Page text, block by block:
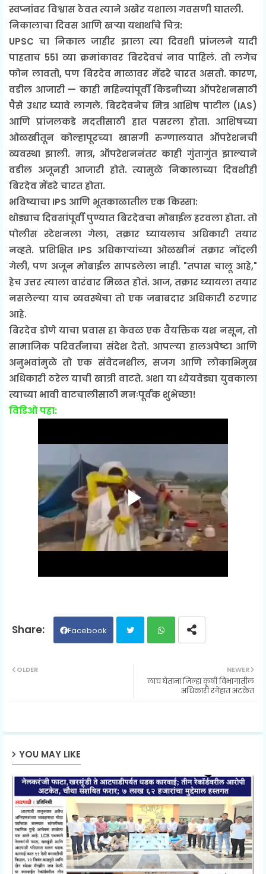
स्वप्नांवर विश्वास ठेवत त्याने अखेर यशाला गवसणी घातली.
निकालाचा दिवस आणि खऱ्या यथार्थाचे चित्र:
UPSC चा निकाल जाहीर झाला त्या दिवशी प्रांजलने यादी
पाहताच 551 व्या क्रमांकावर बिरदेवचं नाव पाहिलं. तो लगेच
फोन लावतो, पण बिरदेव माळावर मेंढरे चारत असतो. कारण,
वडील आजारी — काही महिन्यांपूर्वी किडनीच्या ऑपरेशनसाठी
पैसे उधार घ्यावे लागले. बिरदेवनेच मित्र आशिष पाटील (IAS)
आणि प्रांजलकडे मदतीसाठी हात पसरला होता. आशिषच्या
ओळखीतून कोल्हापूरच्या खासगी रुग्णालयात ऑपरेशनची
व्यवस्था झाली. मात्र, ऑपरेशननंतर काही गुंतागुंत झाल्याने
वडील अजूनही आजारी होते. त्यामुळे निकालाच्या दिवशीही
बिरदेव मेंढरे चारत होता.
भविष्याचा IPS आणि भूतकाळातील एक किस्सा:
थोड्याच दिवसांपूर्वी पुण्यात बिरदेवचा मोबाईल हरवला होता. तो
पोलीस स्टेशनला गेला, तक्रार घ्यायलाच अधिकारी तयार
नव्हते. प्रशिक्षित IPS अधिकाऱ्यांच्या ओळखीनं तक्रार नोंदली
गेली, पण अजून मोबाईल सापडलेला नाही. "तपास चालू आहे,"
हेच उत्तर त्याला वारंवार मिळत होतं. आज, तक्रार घ्यायला तयार
नसलेल्या याच व्यवस्थेचा तो एक जबाबदार अधिकारी ठरणार
आहे.
बिरदेव डोणे याचा प्रवास हा केवळ एक वैयक्तिक यश नसून, तो
सामाजिक परिवर्तनाचा संदेश देतो. आपल्या हालअपेष्टा आणि
अनुभवांमुळे तो एक संवेदनशील, सजग आणि लोकाभिमुख
अधिकारी ठरेल याची खात्री वाटते. अशा या ध्येयवेड्या युवकाला
त्याच्या भावी वाटचालीसाठी मनःपूर्वक शुभेच्छा!
विडिओ पहा:
Facebook
ats
p
NEWER
लाच घेताना जिल्हा कृषी विभागातील
अधिकारी रंगेहात अटकेत
OLDER
YOU MAY LIKE